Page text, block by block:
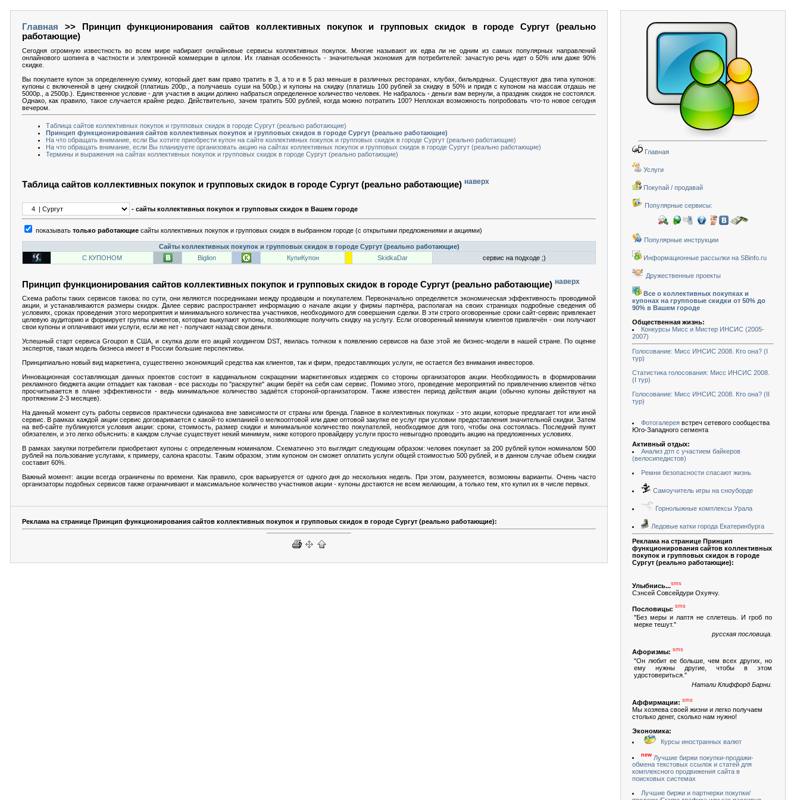
Главная >> Принцип функционирования сайтов коллективных покупок и групповых скидок в городе Сургут (реально
работающие)
Сегодня огромную известность во всем мире набирают онлайновые сервисы коллективных покупок. Многие называют их едва ли не одним из самых популярных направлений
онлайнового шопинга в частности и электронной коммерции в целом. Их главная особенность - значительная экономия для потребителей: зачастую речь идет о 50% или даже 90%
скидке.
Вы покупаете купон за определенную сумму, который дает вам право тратить в 3, а то и в 5 раз меньше в различных ресторанах, клубах, бильярдных. Существуют два типа купонов:
купоны с включенной в цену скидкой (платишь 200р., а получаешь суши на 500р.) и купоны на скидку (платишь 100 рублей за скидку в 50% и придя с купоном на массаж отдашь не
5000р., а 2500р.). Единственное условие - для участия в акции должно набраться определенное количество человек. Не набралось - деньги вам вернули, а праздник скидок не состоялся.
Однако, как правило, такое случается крайне редко. Действительно, зачем тратить 500 рублей, когда можно потратить 100? Неплохая возможность попробовать что-то новое сегодня
вечером.
Таблица сайтов коллективных покупок и групповых скидок в городе Сургут (реально работающие)
Принцип функционирования сайтов коллективных покупок и групповых скидок в городе Сургут (реально работающие)
На что обращать внимание, если Вы хотите приобрести купон на сайте коллективных покупок и групповых скидок в городе Сургут (реально работающие)
На что обращать внимание, если Вы планируете организовать акцию на сайтах коллективных покупок и групповых скидок в городе Сургут (реально работающие)
Термины и выражения на сайтах коллективных покупок и групповых скидок в городе Сургут (реально работающие)
Таблица сайтов коллективных покупок и групповых скидок в городе Сургут (реально работающие) наверх
- сайты коллективных покупок и групповых скидок в Вашем городе
показывать только работающие сайты коллективных покупок и групповых скидок в выбранном городе (с открытыми предложениями и акциями)
Сайты коллективных покупок и групповых скидок в городе Сургут (реально работающие)
С КУПОНОМ
Biglion КупиКупон SkidkaDar сервис на подходе ;)
Принцип функционирования сайтов коллективных покупок и групповых скидок в городе Сургут (реально работающие) наверх
Схема работы таких сервисов такова: по сути, они являются посредниками между продавцом и покупателем. Первоначально определяется экономическая эффективность проводимой
акции, и устанавливаются размеры скидок. Далее сервис распространяет информацию о начале акции у фирмы партнёра, располагая на своих страницах подробные сведения об
условиях, сроках проведения этого мероприятия и минимального количества участников, необходимого для совершения сделки. В эти строго оговоренные сроки сайт-сервис привлекает
целевую аудиторию и формирует группы клиентов, которые выкупают купоны, позволяющие получить скидку на услугу. Если оговоренный минимум клиентов привлечён - они получают
свои купоны и оплачивают ими услуги, если же нет - получают назад свои деньги.
Успешный старт сервиса Groupon в США, и скупка доли его акций холдингом DST, явилась толчком к появлению сервисов на базе этой же бизнес-модели в нашей стране. По оценке
экспертов, такая модель бизнеса имеет в России большие перспективы.
Принципиально новый вид маркетинга, существенно экономящий средства как клиентов, так и фирм, предоставляющих услуги, не остается без внимания инвесторов.
Инновационная составляющая данных проектов состоит в кардинальном сокращении маркетинговых издержек со стороны организаторов акции. Необходимость в формировании
рекламного бюджета акции отпадает как таковая - все расходы по "раскрутке" акции берёт на себя сам сервис. Помимо этого, проведение мероприятий по привлечению клиентов чётко
просчитывается в плане эффективности - ведь минимальное количество задаётся стороной-организатором. Также известен период действия акции (обычно купоны действуют на
протяжении 2-3 месяцев).
На данный момент суть работы сервисов практически одинакова вне зависимости от страны или бренда. Главное в коллективных покупках - это акции, которые предлагает тот или иной
сервис. В рамках каждой акции сервис договаривается с какой-то компанией о мелкооптовой или даже оптовой закупке ее услуг при условии предоставления значительной скидки. Затем
на веб-сайте публикуются условия акции: сроки, стоимость, размер скидки и минимальное количество покупателей, необходимое для того, чтобы она состоялась. Последний пункт
обязателен, и это легко объяснить: в каждом случае существует некий минимум, ниже которого провайдеру услуги просто невыгодно проводить акцию на предложенных условиях.
В рамках закупки потребители приобретают купоны с определенным номиналом. Схематично это выглядит следующим образом: человек покупает за 200 рублей купон номиналом 500
рублей на пользование услугами, к примеру, салона красоты. Таким образом, этим купоном он сможет оплатить услуги общей стоимостью 500 рублей, и в данном случае объем скидки
составит 60%.
Важный момент: акции всегда ограничены по времени. Как правило, срок варьируется от одного дня до нескольких недель. При этом, разумеется, возможны варианты. Очень часто
организаторы подобных сервисов также ограничивают и максимальное количество участников акции - купоны достаются не всем желающим, а только тем, кто купил их в числе первых.
Реклама на странице Принцип функционирования сайтов коллективных покупок и групповых скидок в городе Сургут (реально работающие):
Главная
Услуги
Покупай / продавай
Популярные сервисы:
Популярные инструкции
Информационные рассылки на SBinfo.ru
Дружественные проекты
Все о коллективных покупках и
купонах на групповые скидки от 50% до
90% в Вашем городе
Общественная жизнь:
Конкурсы Мисс и Мистер ИНСИС (2005-
2007)
Голосование: Мисс ИНСИС 2008. Кто она? (I
тур)
Статистика голосования: Мисс ИНСИС 2008.
(I тур)
Голосование: Мисс ИНСИС 2008. Кто она? (II
тур)
Фотогалереявстреч сетевого сообщества
Юго-Западного сегмента
Активный отдых:
Анализ дтп с участием байкеров
(велосипедистов)
Ремни безопасности спасают жизнь
Самоучитель игры на сноуборде
Горнолыжные комплексы Урала
Ледовые катки города Екатеринбурга
Реклама на странице Принцип
функционирования сайтов коллективных
покупок и групповых скидок в городе
Сургут (реально работающие):
Улыбнись...sms
Сэнсей Совсейдури Охуячу.
Пословицы: sms
"Без меры и лаптя не сплетешь. И гроб по
мерке тешут."
русская пословица.
Афоризмы: sms
"Он любит ее больше, чем всех других, но
ему нужны другие, чтобы в этом
удостовериться."
Натали Клиффорд Барни.
Аффирмации: sms
Мы хозяева своей жизни и легко получаем
столько денег, сколько нам нужно!
Экономика:
Курсы иностранных валют
new Лучшие биржи покупки-продажи-
обмена текстовых ссылок и статей для
комплексного продвижения сайта в
поисковых системах
Лучшие биржи и партнерки покупки/